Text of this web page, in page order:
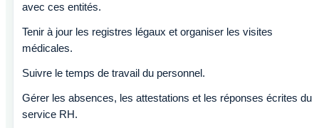
avec ces entités.
Tenir à jour les registres légaux et organiser les visites
médicales.
Suivre le temps de travail du personnel.
Gérer les absences, les attestations et les réponses écrites du
service RH.